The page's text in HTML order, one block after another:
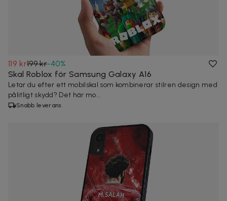
119 kr199 kr-40%
Skal Roblox för Samsung Galaxy A16
Letar du efter ett mobilskal som kombinerar stilren design med
pålitligt skydd? Det här mo...
Snabb leverans